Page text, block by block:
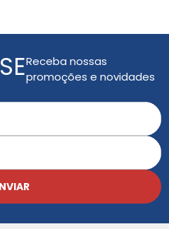
Receba nossas
promoções e novidades